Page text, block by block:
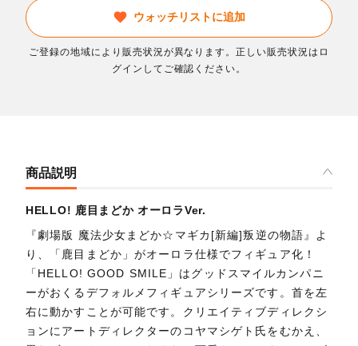
ウォッチリストに追加
ご登録の地域により販売状況が異なります。正しい販売状況はロ
グインしてご確認ください。
商品説明
HELLO! 鹿目まどか オーロラVer.
『劇場版 魔法少女まどか☆マギカ[新編]叛逆の物語』よ
り、「鹿目まどか」がオーロラ仕様でフィギュア化！
「HELLO! GOOD SMILE」はグッドスマイルカンパニ
ーがおくるデフォルメフィギュアシリーズです。首を左
右に動かすことが可能です。クリエイティブディレクシ
ョンにアートディレクターのコヤマシゲト氏をむかえ、